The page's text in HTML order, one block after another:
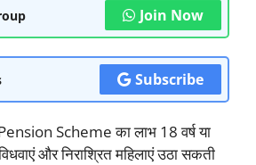
Join Now
Subscribe
Scheme का लाभ 18 वर्ष या
और निराश्रित महिलाएं उठा सकती